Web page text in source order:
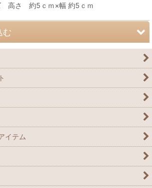
高さ 約5ｃｍ×幅 約5ｃｍ
む
イテム